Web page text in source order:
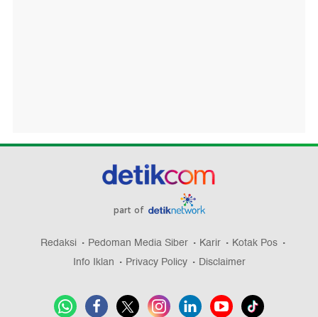
part of
Redaksi Pedoman Media Siber Karir
Kotak Pos
Info Iklan
Privacy Policy Disclaimer